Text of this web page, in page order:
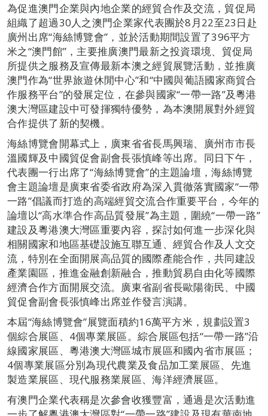
為促進澳門企業與內地企業的經貿合作及交流，貿促局
組織了超過30人之澳門企業家代表團於8月22至23日赴
廣州出席“海絲博覽會”，並於活動期間設置了396平方
米之“澳門館”，主要推廣澳門最新之投資環境、貿促局
所提供之服務及宣傳最新本澳之經貿展覽活動，並推廣
澳門作為“世界旅遊休閒中心”和“中國與葡語國家商貿合
作服務平台”的發展定位，在參與國家“一帶一路”及粵港
澳大灣區建設中可發揮獨特優勢，為本澳開展對外經貿
合作提供了新的契機。
海絲博覽會開幕式上，廣東省省長馬興瑞、廣州市市長
溫國輝及中國貿促會副會長張慎峰等出席。同日下午，
代表團一行出席了“海絲博覽會”的主題論壇，海絲博覽
會主題論壇是廣東省委省政府為深入貫徹落實國家“一帶
一路”倡議而打造的高端經貿交流合作重要平台，今年的
論壇以“高水準合作高品質發展”為主題，圍繞“一帶一路”
建設及粵港澳大灣區重要內容，探討如何進一步深化與
相關國家和地區基礎設施互聯互通、經貿合作及人文交
流，特別在全面開展高品質的國際產能合作，共同建設
產業園區，推進金融創新融合，推動貿易自由化等國際
經濟合作方面開展交流。廣東省副省長歐陽衛民、中國
貿促會副會長張慎峰出席並作發言演講。
本屆“海絲博覽會”展覽面積約16萬平方米，規劃設置3
個綜合展區、4個專業展區。綜合展區包括“一帶一路”沿
線國家展區、粵港澳大灣區城市展區和國內省市展區；
4個專業展區分別為現代農業及食品加工業展區、先進
製造業展區、現代服務業展區、海洋經濟展區。
有澳門企業代表稱是次參會收獲豐富，通過是次活動進